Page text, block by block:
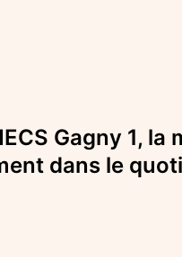
Gagny 1, la
dans le